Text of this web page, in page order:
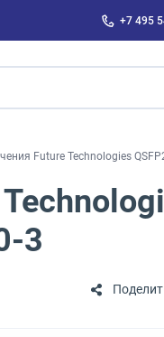
+7 495
Future Technologies
3